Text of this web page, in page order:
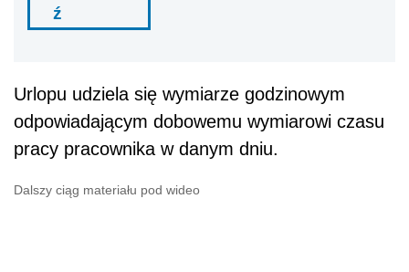
ź
Urlopu udziela się wymiarze godzinowym
odpowiadającym dobowemu wymiarowi czasu
pracy pracownika w danym dniu.
Dalszy ciąg materiału pod wideo